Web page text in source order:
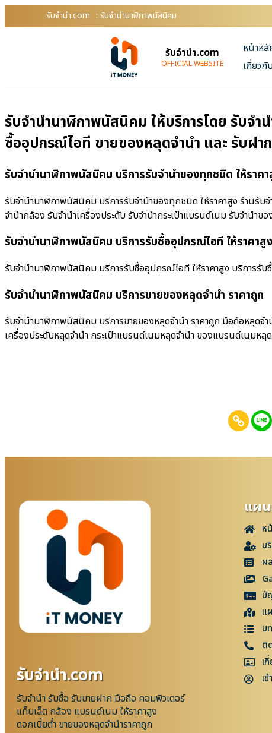
รับจํานํา.com : รับจำนำนาฬิกาพนัสนิคม
รับจํานํา.com
OFFICIAL WEBSITE
หน้าหลั
เกี่ยวกั
รับจำนำนาฬิกาพนัสนิคม ให้บริการโดย รับจํา
ซื้ออุปกรณ์ไอที ขายของหลุดจำนำ และ รับฝา
รับจำนำนาฬิกาพนัสนิคม บริการรับจำนำของทุกชนิด ให้ราค
รับจำนำนาฬิกาพนัสนิคม บริการรับจำนำของทุกชนิด ให้ราคาสูง ร้านรับ
จำนำกล้อง รับจำนำเครื่องประดับ รับจำนำกระเป๋าแบรนด์เนม รับจำนำข
รับจำนำนาฬิกาพนัสนิคม บริการรับซื้ออุปกรณ์ไอที ให้ราคาสูง
รับจำนำนาฬิกาพนัสนิคม บริการรับซื้ออุปกรณ์ไอที ให้ราคาสูง บริการรั
รับจำนำนาฬิกาพนัสนิคม บริการขายของหลุดจำนำ ราคาถูก
รับจำนำนาฬิกาพนัสนิคม บริการขายของหลุดจำนำ ราคาถูก มือถือหลุดจ
เครื่องประดับหลุดจำนำ กระเป๋าแบรนด์เนมหลุดจำนำ ของแบรนด์เนมหลุ
รับจํานํา.com
รับจำนำ รับซื้อ รับขายฝาก มือถือ คอมพิวเตอร์
แท็บเล็ต กล้อง แบรนด์เนม ให้ราคาสูง
ดอกเบี้ยต่ำ ขายของหลุดจำนำราคาถูก
แผน
ห
บ
ผ
บั
แ
บ
ติ
เ
เ